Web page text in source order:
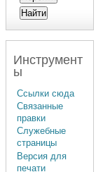
Инструмент
ы
Ссылки сюда
Связанные
правки
Служебные
страницы
Версия для
печати